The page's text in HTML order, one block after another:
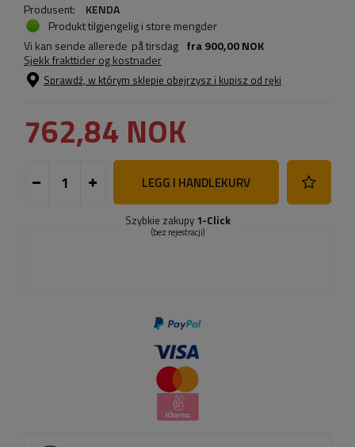
Produsent:
KENDA
Produkt tilgjengelig i store mengder
Vi kan sende allerede på tirsdag fra900,00 NOK
Sjekk frakttider og kostnader
Sprawdź, w którym sklepie obejrzysz i kupisz od ręki
762,84 NOK
LEGG I HANDLEKURV
Szybkie zakupy 1-Click
(bez rejestracji)